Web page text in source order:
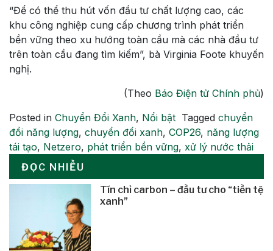
“Để có thể thu hút vốn đầu tư chất lượng cao, các
khu công nghiệp cung cấp chương trình phát triển
bền vững theo xu hướng toàn cầu mà các nhà đầu tư
trên toàn cầu đang tìm kiếm”, bà Virginia Foote khuyến
nghị.
(Theo Báo Điện tử Chính phủ)
Posted in Chuyển Đổi Xanh, Nổi bật Tagged chuyển
đổi năng lượng, chuyển đổi xanh, COP26, năng lượng
tái tạo, Netzero, phát triển bền vững, xử lý nước thải
ĐỌC NHIỀU
Tín chỉ carbon – đầu tư cho “tiền tệ
xanh”